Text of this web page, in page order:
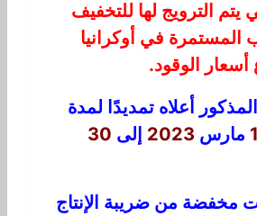
يتم الترويج لها للتخفيف
المستمرة في أوكرانيا
الوقود.
أعلاه تمديدًا لمدة
1 مارس 2023 إلى 30
مخفضة من ضريبة الإنتاج